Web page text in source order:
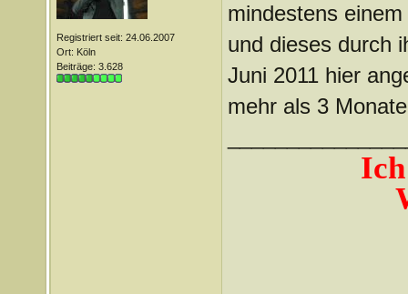
Registriert seit: 24.06.2007
Ort: Köln
Beiträge: 3.628
mindestens
und dieses durch
Juni 2011 hier
mehr als 3